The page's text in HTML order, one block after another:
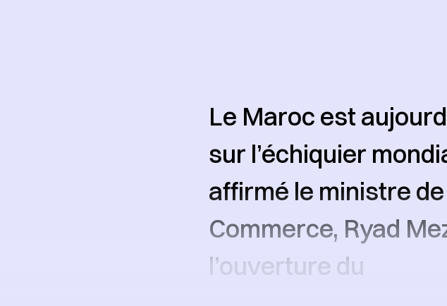
Le Maroc est
sur l’échiquier
affirmé le ministre
Commerce, Ryad
l’ouverture du